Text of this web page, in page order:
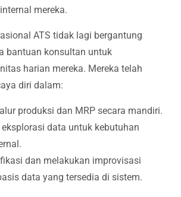
mereka.
ATS tidak lagi bergantung
bantuan konsultan untuk
harian mereka. Mereka telah
diri dalam:
produksi dan MRP secara mandiri.
data untuk kebutuhan
dan melakukan improvisasi
data yang tersedia di sistem.